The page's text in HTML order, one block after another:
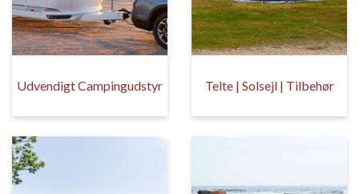
Udvendigt Campingudstyr Telte | Solsejl | Tilbehør